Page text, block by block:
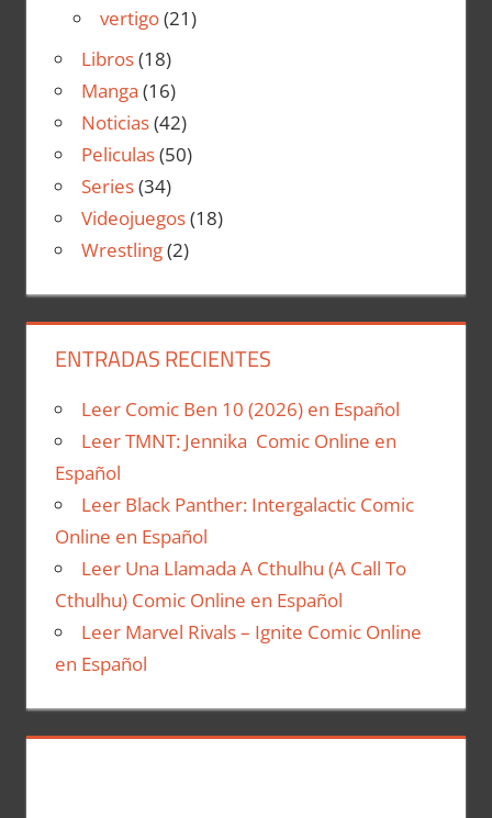
vertigo(21)
Libros(18)
Manga (16)
Noticias(42)
Peliculas(50)
Series(34)
Videojuegos(18)
Wrestling(2)
ENTRADAS RECIENTES
Leer Comic Ben 10 (2026) en Español
Leer TMNT: Jennika Comic Online en
Español
Leer Black Panther: Intergalactic Comic
Online en Español
Leer Una Llamada A Cthulhu (A Call To
Cthulhu) Comic Online en Español
Leer Marvel Rivals – Ignite Comic Online
en Español